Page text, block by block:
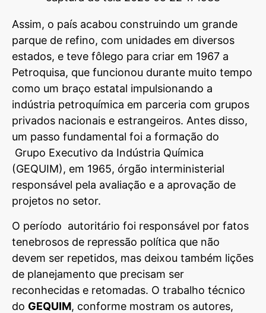
Assim, o país acabou construindo um grande
parque de refino, com unidades em diversos
estados, e teve fôlego para criar em 1967 a
Petroquisa, que funcionou durante muito tempo
como um braço estatal impulsionando a
indústria petroquímica em parceria com grupos
privados nacionais e estrangeiros. Antes disso,
um passo fundamental foi a formação do
Grupo Executivo da Indústria Química
(GEQUIM), em 1965, órgão interministerial
responsável pela avaliação e a aprovação de
projetos no setor.
O período autoritário foi responsável por fatos
tenebrosos de repressão política que não
devem ser repetidos, mas deixou também lições
de planejamento que precisam ser
reconhecidas e retomadas. O trabalho técnico
do GEQUIM, conforme mostram os autores,